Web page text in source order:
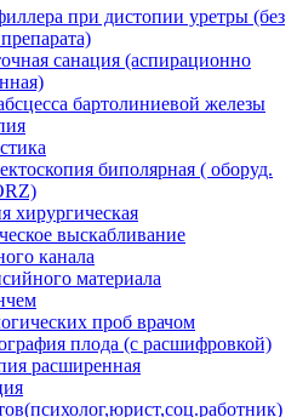
при дистопии уретры (без
санация (аспирационно
бартолиниевой железы
биполярная ( оборуд.
хирургическая
выскабливание
канала
материала
проб врачом
плода (с расшифровкой)
расширенная